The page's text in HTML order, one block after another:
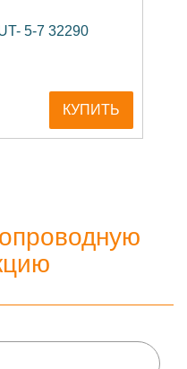
5-7 32290
КУПИТЬ